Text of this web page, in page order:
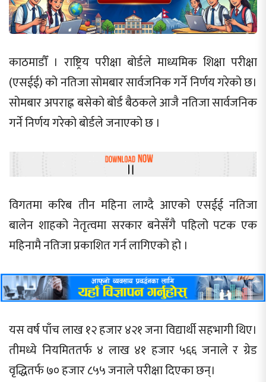
काठमाडौँ । राष्ट्रिय परीक्षा बोर्डले माध्यमिक शिक्षा परीक्षा
(एसईई) को नतिजा सोमबार सार्वजनिक गर्ने निर्णय गरेको छ।
सोमबार अपराह्न बसेको बोर्ड बैठकले आजै नतिजा सार्वजनिक
गर्ने निर्णय गरेको बोर्डले जनाएको छ ।
विगतमा करिब तीन महिना लाग्दै आएको एसईई नतिजा
बालेन शाहको नेतृत्वमा सरकार बनेसँगै पहिलो पटक एक
महिनामै नतिजा प्रकाशित गर्न लागिएको हो ।
यस वर्ष पाँच लाख १२ हजार ४२१ जना विद्यार्थी सहभागी थिए।
तीमध्ये नियमिततर्फ ४ लाख ४१ हजार ५६६ जनाले र ग्रेड
वृद्धितर्फ ७० हजार ८५५ जनाले परीक्षा दिएका छन्।